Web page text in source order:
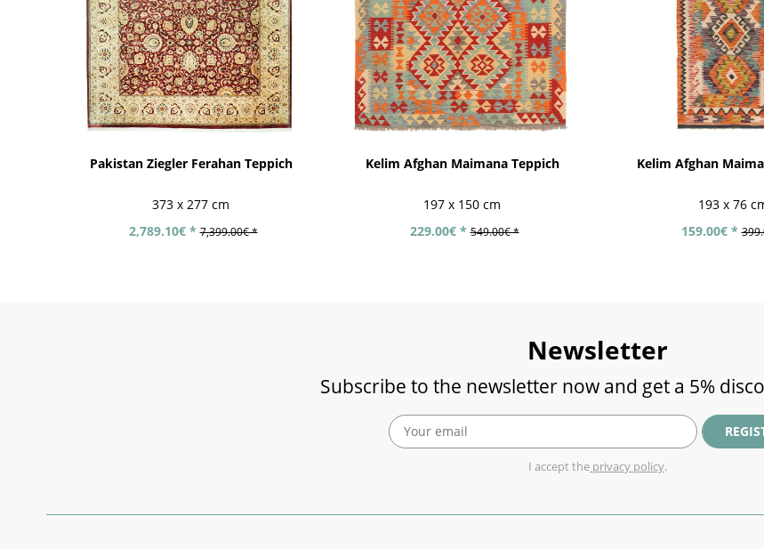
Pakistan Ziegler Ferahan Teppich
373 x 277 cm
2,789.10€ * 7,399.00€ *
Kelim Afghan Maimana Teppich
197 x 150 cm
229.00€ * 549.00€ *
Kelim Afghan
193 x 76
159.00€ *
Newsletter
Subscribe to the newsletter now and get a 5%
I accept the privacy policy.